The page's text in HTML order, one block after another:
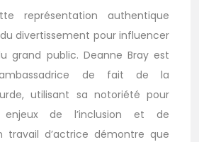
représentation authentique
divertissement pour influencer
grand public. Deanne Bray est
de fait de la
utilisant sa notoriété pour
enjeux de l’inclusion et de
travail d’actrice démontre que